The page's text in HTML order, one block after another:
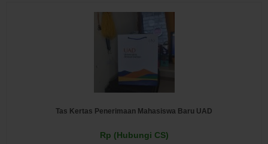
Tas Kertas Penerimaan Mahasiswa Baru UAD
Rp (Hubungi CS)